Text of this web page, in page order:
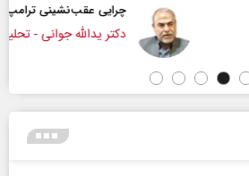
چرایی عقب‌نشینی ترامپ؟
دکتر یدالله جوانی - تحلیلگر مسائل سیاسی